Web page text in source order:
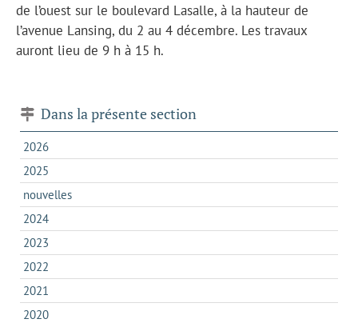
de l’ouest sur le boulevard Lasalle, à la hauteur de
l’avenue Lansing, du 2 au 4 décembre. Les travaux
auront lieu de 9 h à 15 h.
Dans la présente section
2026
2025
nouvelles
2024
2023
2022
2021
2020